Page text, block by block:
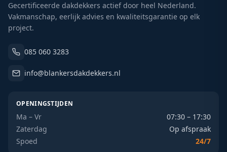
Gecertificeerde dakdekkers actief door heel Nederland.
Vakmanschap, eerlijk advies en kwaliteitsgarantie op elk
project.
085 060 3283
info@blankersdakdekkers.nl
OPENINGSTIJDEN
Ma – Vr
07:30 – 17:30
Zaterdag
Op afspraak
Spoed
24/7